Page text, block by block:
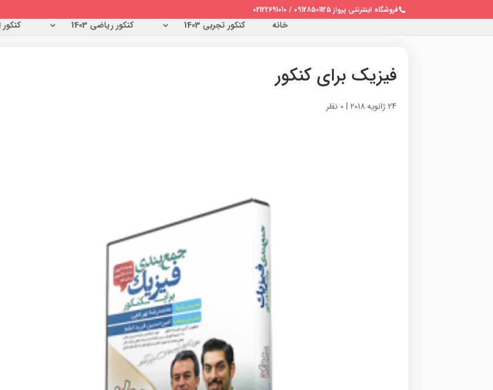
فروشگاه اینترنتی پرواز 09128501125 / 02122691010
خانه کنکور تجربی 1403 کنکور ریاضی 1403 کنکور
فیزیک برای کنکور
24 ژانویه 2018 | 0 نظر